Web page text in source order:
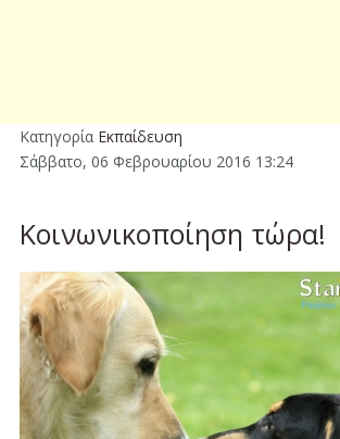
Κατηγορία Εκπαίδευση
Σάββατο, 06 Φεβρουαρίου 2016 13:24
Κοινωνικοποίηση τώρα!